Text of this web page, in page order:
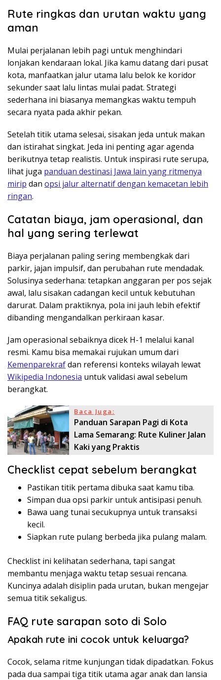
Rute ringkas dan urutan waktu yang
aman
Mulai perjalanan lebih pagi untuk menghindari
lonjakan kendaraan lokal. Jika kamu datang dari pusat
kota, manfaatkan jalur utama lalu belok ke koridor
sekunder saat lalu lintas mulai padat. Strategi
sederhana ini biasanya memangkas waktu tempuh
secara nyata pada akhir pekan.
Setelah titik utama selesai, sisakan jeda untuk makan
dan istirahat singkat. Jeda ini penting agar agenda
berikutnya tetap realistis. Untuk inspirasi rute serupa,
lihat juga panduan destinasi Jawa lain yang ritmenya
mirip dan opsi jalur alternatif dengan kemacetan lebih
ringan.
Catatan biaya, jam operasional, dan
hal yang sering terlewat
Biaya perjalanan paling sering membengkak dari
parkir, jajan impulsif, dan perubahan rute mendadak.
Solusinya sederhana: tetapkan anggaran per pos sejak
awal, lalu sisakan cadangan kecil untuk kebutuhan
darurat. Dalam praktiknya, pola ini jauh lebih efektif
dibanding mengandalkan perkiraan kasar.
Jam operasional sebaiknya dicek H-1 melalui kanal
resmi. Kamu bisa memakai rujukan umum dari
Kemenparekrafdan referensi konteks wilayah lewat
Wikipedia Indonesia untuk validasi awal sebelum
berangkat.
Baca Juga:
Panduan Sarapan Pagi di Kota
Lama Semarang: Rute Kuliner Jalan
Kaki yang Praktis
Checklist cepat sebelum berangkat
Pastikan titik pertama dibuka saat kamu tiba.
Simpan dua opsi parkir untuk antisipasi penuh.
Bawa uang tunai secukupnya untuk transaksi
kecil.
Siapkan rute pulang berbeda jika pulang malam.
Checklist ini kelihatan sederhana, tapi sangat
membantu menjaga waktu tetap sesuai rencana.
Kuncinya adalah disiplin pada urutan, bukan mengejar
semua titik sekaligus.
FAQ rute sarapan soto di Solo
Apakah rute ini cocok untuk keluarga?
Cocok, selama ritme kunjungan tidak dipadatkan. Fokus
pada dua sampai tiga titik utama agar anak dan lansia